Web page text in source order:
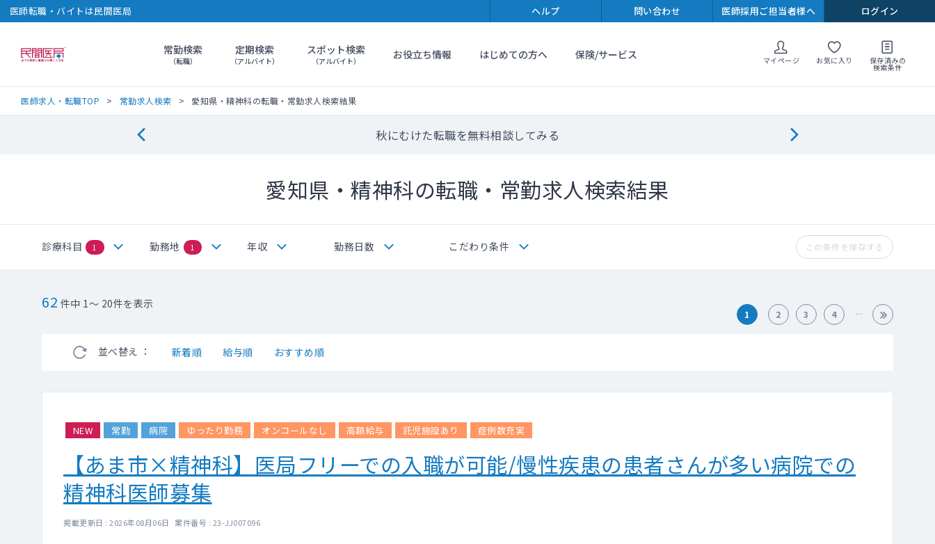
医師転職・バイトは民間医局 ヘルプ 問い合わせ 医師採用ご担当者様へ ログイン
民間医局常勤検索
（転職）
定期検索
（アルバイト）
スポット検索
（アルバイト） お役立ち情報 はじめての方へ 保険/サービス マイページ お気に入り 保存済みの
検索条件
医師求人・転職TOP 常勤求人検索 愛知県・精神科の転職・常勤求人検索結果
秋にむけた転職を無料相談してみる
愛知県・精神科の転職・常勤求人検索結果
診療科目 1 勤務地 1 年収 勤務日数 こだわり条件 この条件を保存する
62 件中 1～ 20件を表示
並べ替え ： 新着順 給与順 おすすめ順
1 2 3 4
NEW 常勤 病院 ゆったり勤務 オンコールなし 高額給与 託児施設あり 症例数充実
【あま市×精神科】医局フリーでの入職が可能/慢性疾患の患者さんが多い病院での
精神科医師募集
掲載更新日 : 2026年08月06日 案件番号 : 23-JJ007096